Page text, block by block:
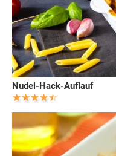
Nudel-Hack-Auflauf